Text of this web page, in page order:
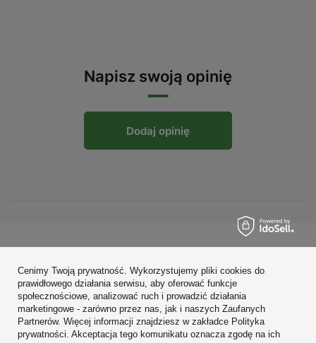
Napisz swoją opinię
Dodaj opinię
Konto
Regulaminy
Zobacz również
Cenimy Twoją prywatność. Wykorzystujemy pliki cookies do
prawidłowego działania serwisu, aby oferować funkcje
społecznościowe, analizować ruch i prowadzić działania
marketingowe - zarówno przez nas, jak i naszych Zaufanych
Partnerów. Więcej informacji znajdziesz w zakładce Polityka
prywatności. Akceptacja tego komunikatu oznacza zgodę na ich